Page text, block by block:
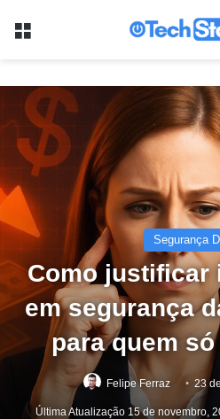
Menu
Segurança
Como justificar
em segurança
para quem
Felipe Ferraz 23
Última Atualização 15 de novembro,